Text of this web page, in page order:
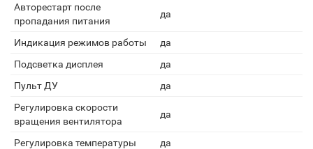
Авторестарт после
пропадания питания
да
Индикация режимов работы
да
Подсветка дисплея
да
Пульт ДУ
да
Регулировка скорости
вращения вентилятора
да
Регулировка температуры
да